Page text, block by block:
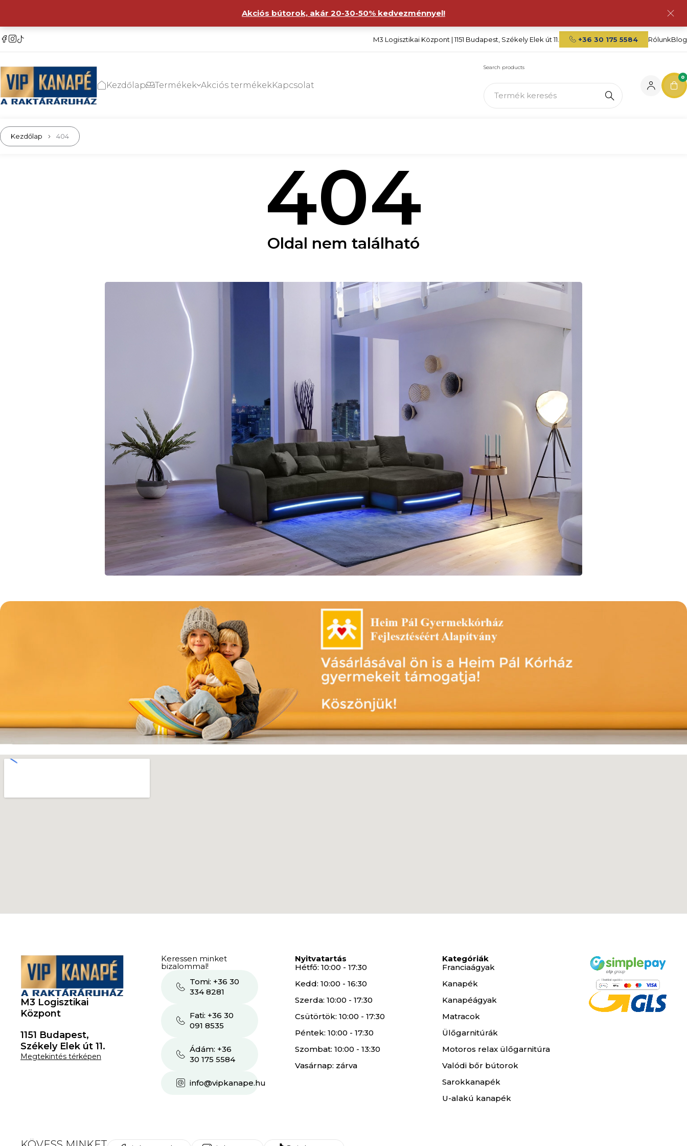
Akciós bútorok, akár 20-30-50% kedvezménnyel!
M3 Logisztikai Központ | 1151 Budapest, Székely Elek út 11. +36 30 175 5584 RólunkBlog
Kezdőlap Termékek Akciós termékekKapcsolat
Search products
0
Kezdőlap 404
404
Oldal nem található
M3 Logisztikai
Központ
1151 Budapest,
Székely Elek út 11.
Megtekintés térképen
Keressen minket
bizalommal!
Tomi: +36 30
334 8281
Fati: +36 30
091 8535
Ádám: +36
30 175 5584
info@vipkanape.hu
Nyitvatartás
Hétfő: 10:00 - 17:30
Kedd: 10:00 - 16:30
Szerda: 10:00 - 17:30
Csütörtök: 10:00 - 17:30
Péntek: 10:00 - 17:30
Szombat: 10:00 - 13:30
Vasárnap: zárva
Kategóriák
Franciaágyak
Kanapék
Kanapéágyak
Matracok
Ülőgarnitúrák
Motoros relax ülőgarnitúra
Valódi bőr bútorok
Sarokkanapék
U-alakú kanapék